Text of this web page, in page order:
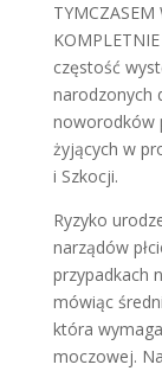
częstość
narodzonych
noworodków
żyjących w
i Szkocji.
Ryzyko
narządów
przypadkach
mówiąc
która
moczowej.